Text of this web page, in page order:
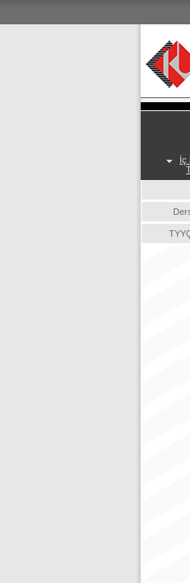
İç